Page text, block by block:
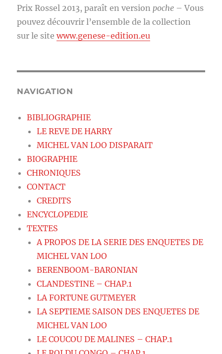
Prix Rossel 2013, paraît en version poche – Vous
pouvez découvrir l’ensemble de la collection
sur le sitewww.genese-edition.eu
NAVIGATION
BIBLIOGRAPHIE
LE REVE DE HARRY
MICHEL VAN LOO DISPARAIT
BIOGRAPHIE
CHRONIQUES
CONTACT
CREDITS
ENCYCLOPEDIE
TEXTES
A PROPOS DE LA SERIE DES ENQUETES DE
MICHEL VAN LOO
BERENBOOM-BARONIAN
CLANDESTINE – CHAP.1
LA FORTUNE GUTMEYER
LA SEPTIEME SAISON DES ENQUETES DE
MICHEL VAN LOO
LE COUCOU DE MALINES – CHAP.1